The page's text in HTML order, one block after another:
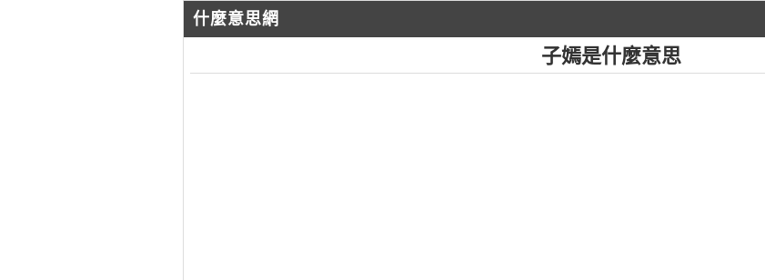
什麼意思網
子嫣是什麼意思